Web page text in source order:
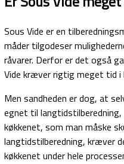
Sous Vide er en
måder tilgodeser
råvarer. Derfor er det også
Vide kræver rigtig meget tid i
Men sandheden er dog, at
egnet til
køkkenet, som man måske
langtidstilberedning, kræver
køkkenet under hele